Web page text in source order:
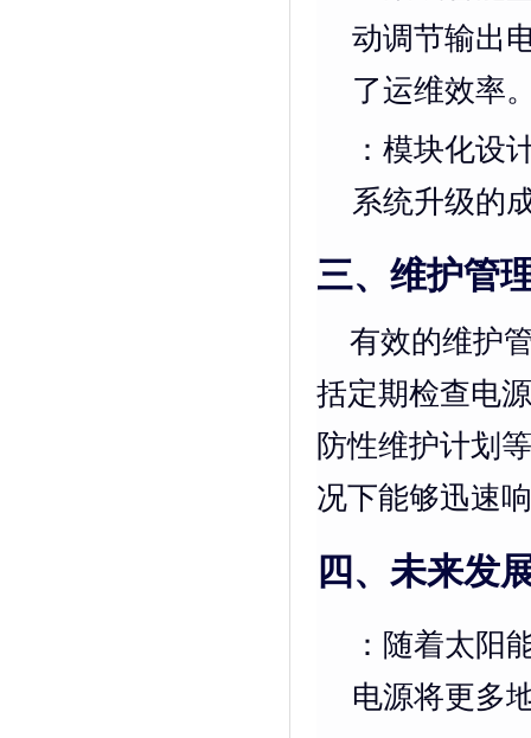
动调节输出
了运维效率
：模块化设
系统升级的
三、维护管
有效的维护
括定期检查电
防性维护计划
况下能够迅速
四、未来发
：随着太阳
电源将更多